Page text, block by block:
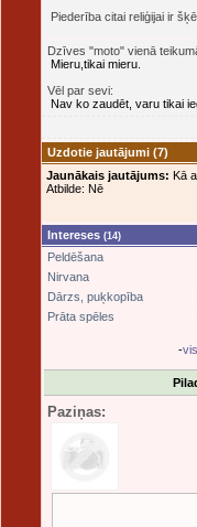
Piederība citai reliģijai ir
Dzīves "moto" vienā
Mieru,tikai mieru.
Vēl par sevi:
Nav ko zaudēt, varu tikai
Uzdotie jautājumi (7)
Jaunākais jautājums: Kā
Atbilde: Nē
Intereses (14)
Peldēšana
Nirvana
Dārzs, puķkopība
Prāta spēles
-
Paziņas: